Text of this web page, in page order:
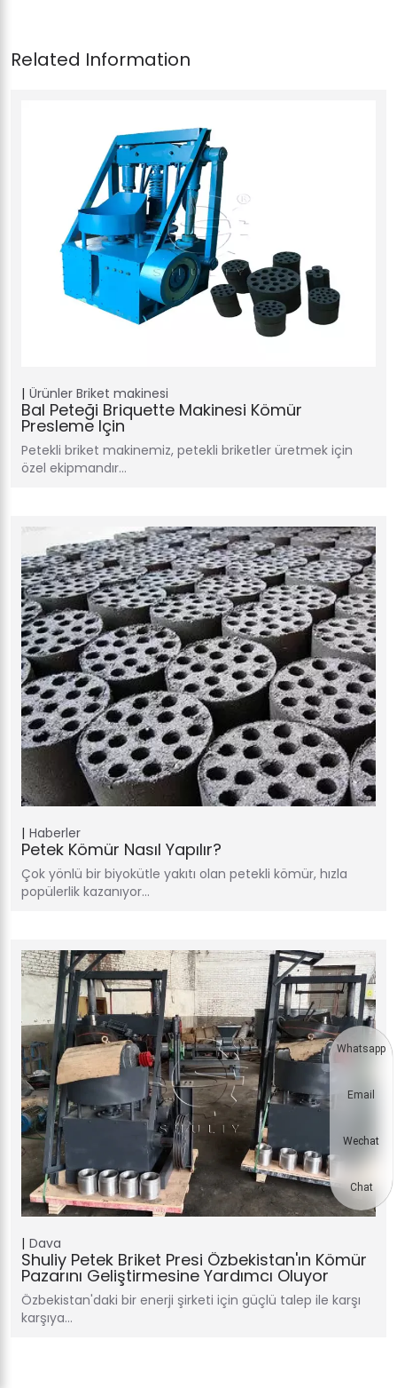
Ürünler Briket makinesi
Bal Peteği Briquette Makinesi Kömür
Presleme Için
Petekli briket makinemiz, petekli briketler üretmek için
özel ekipmandır…
Haberler
Petek Kömür Nasıl Yapılır?
Çok yönlü bir biyokütle yakıtı olan petekli kömür, hızla
popülerlik kazanıyor…
Dava
Shuliy Petek Briket Presi Özbekistan'ın Kömür
Pazarını Geliştirmesine Yardımcı Oluyor
Özbekistan'daki bir enerji şirketi için güçlü talep ile karşı
karşıya…
Whatsapp
Email
Wechat
Chat